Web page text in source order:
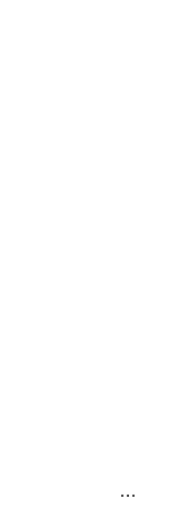
ワイワイ食べられる グリーンカレー